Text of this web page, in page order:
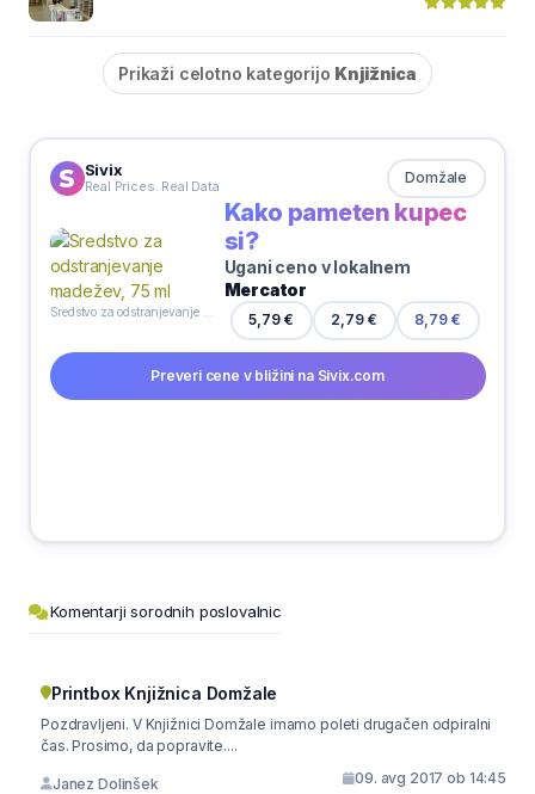
Prikaži celotno kategorijo Knjižnica
Sivix
Real Prices. Real Data Domžale
Kako pameten kupec
si?
Ugani ceno v lokalnem
Mercator
5,79 € 2,79 € 8,79 €
Preveri cene v bližini na Sivix.com
Komentarji sorodnih poslovalnic
Printbox Knjižnica Domžale
Pozdravljeni. V Knjižnici Domžale imamo poleti drugačen odpiralni
čas. Prosimo, da popravite....
Janez Dolinšek 09. avg 2017 ob 14:45